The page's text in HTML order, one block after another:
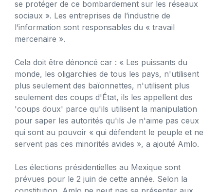
se protéger de ce bombardement sur les réseaux
sociaux ». Les entreprises de l’industrie de
l’information sont responsables du « travail
mercenaire ».
Cela doit être dénoncé car : « Les puissants du
monde, les oligarchies de tous les pays, n'utilisent
plus seulement des baïonnettes, n'utilisent plus
seulement des coups d'État, ils les appellent des
'coups doux' parce qu'ils utilisent la manipulation
pour saper les autorités qu'ils Je n'aime pas ceux
qui sont au pouvoir « qui défendent le peuple et ne
servent pas ces minorités avides », a ajouté Amlo.
Les élections présidentielles au Mexique sont
prévues pour le 2 juin de cette année. Selon la